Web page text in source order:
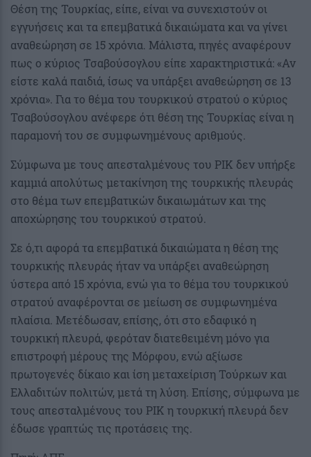
Θέση της Τουρκίας, είπε, είναι να συνεχιστούν οι
εγγυήσεις και τα επεμβατικά δικαιώματα και να γίνει
αναθεώρηση σε 15 χρόνια. Μάλιστα, πηγές αναφέρουν
πως ο κύριος Τσαβούσογλου είπε χαρακτηριστικά: «Αν
είστε καλά παιδιά, ίσως να υπάρξει αναθεώρηση σε 13
χρόνια». Για το θέμα του τουρκικού στρατού ο κύριος
Τσαβούσογλου ανέφερε ότι θέση της Τουρκίας είναι η
παραμονή του σε συμφωνημένους αριθμούς.
Σύμφωνα με τους απεσταλμένους του ΡΙΚ δεν υπήρξε
καμμιά απολύτως μετακίνηση της τουρκικής πλευράς
στο θέμα των επεμβατικών δικαιωμάτων και της
αποχώρησης του τουρκικού στρατού.
Σε ό,τι αφορά τα επεμβατικά δικαιώματα η θέση της
τουρκικής πλευράς ήταν να υπάρξει αναθεώρηση
ύστερα από 15 χρόνια, ενώ για το θέμα του τουρκικού
στρατού αναφέρονται σε μείωση σε συμφωνημένα
πλαίσια. Μετέδωσαν, επίσης, ότι στο εδαφικό η
τουρκική πλευρά, φερόταν διατεθειμένη μόνο για
επιστροφή μέρους της Μόρφου, ενώ αξίωσε
πρωτογενές δίκαιο και ίση μεταχείριση Τούρκων και
Ελλαδιτών πολιτών, μετά τη λύση. Επίσης, σύμφωνα με
τους απεσταλμένους του ΡΙΚ η τουρκική πλευρά δεν
έδωσε γραπτώς τις προτάσεις της.